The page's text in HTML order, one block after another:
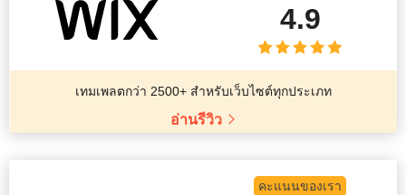
4.9
เทมเพลตกว่า 2500+ สำหรับเว็บไซต์ทุกประเภท
อ่านรีวิว
คะแนนของเรา